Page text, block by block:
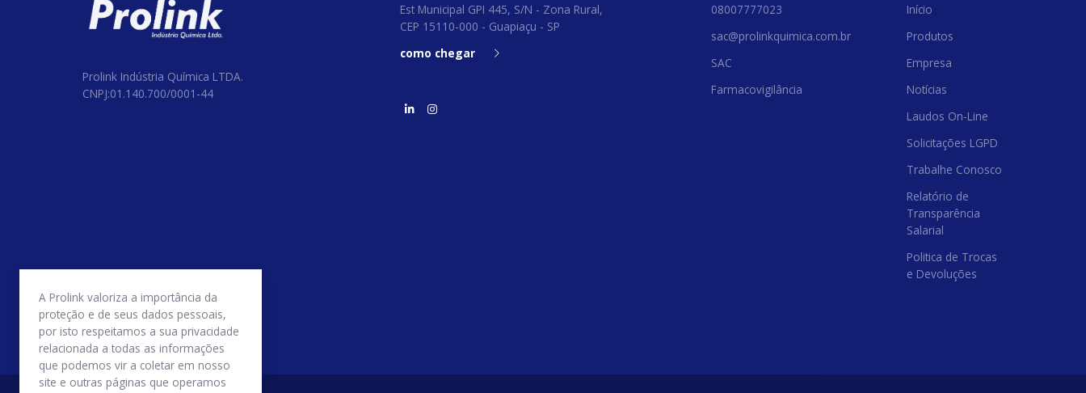
Prolink Indústria Química LTDA.
CNPJ:01.140.700/0001-44
Est Municipal GPI 445, S/N - Zona Rural,
CEP 15110-000 - Guapiaçu - SP
como chegar
08007777023
sac@prolinkquimica.com.br
SAC
Farmacovigilância
Início
Produtos
Empresa
Notícias
Laudos On-Line
Solicitações LGPD
Trabalhe Conosco
Relatório de
Transparência
Salarial
Politica de Trocas
e Devoluções
A Prolink valoriza a importância da
proteção e de seus dados pessoais,
por isto respeitamos a sua privacidade
relacionada a todas as informações
que podemos vir a coletar em nosso
site e outras páginas que operamos